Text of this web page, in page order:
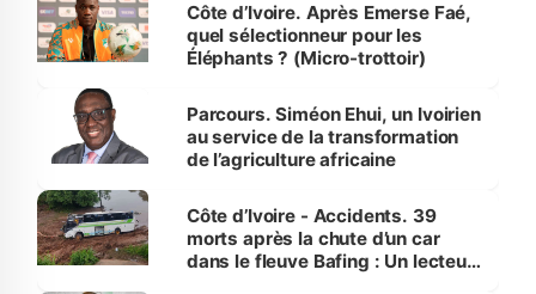
Côte d’Ivoire. Après Emerse Faé,
quel sélectionneur pour les
Éléphants ? (Micro-trottoir)
Parcours. Siméon Ehui, un Ivoirien
au service de la transformation
de l’agriculture africaine
Côte d’Ivoire - Accidents. 39
morts après la chute d’un car
dans le fleuve Bafing : Un lecteur